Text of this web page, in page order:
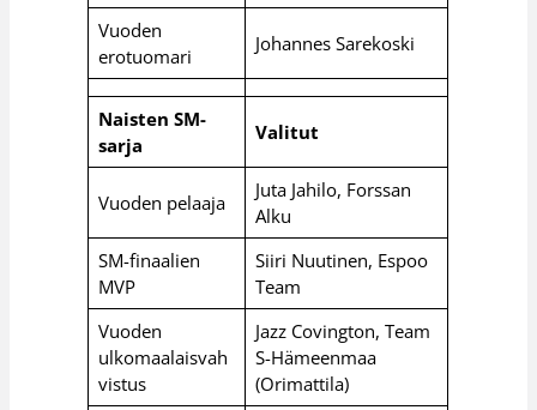
Vuoden
erotuomari
Johannes Sarekoski
Naisten SM-
sarja
Valitut
Vuoden pelaaja
Juta Jahilo, Forssan
Alku
SM-finaalien
MVP
Siiri Nuutinen, Espoo
Team
Vuoden
ulkomaalaisvah
vistus
Jazz Covington, Team
S-Hämeenmaa
(Orimattila)